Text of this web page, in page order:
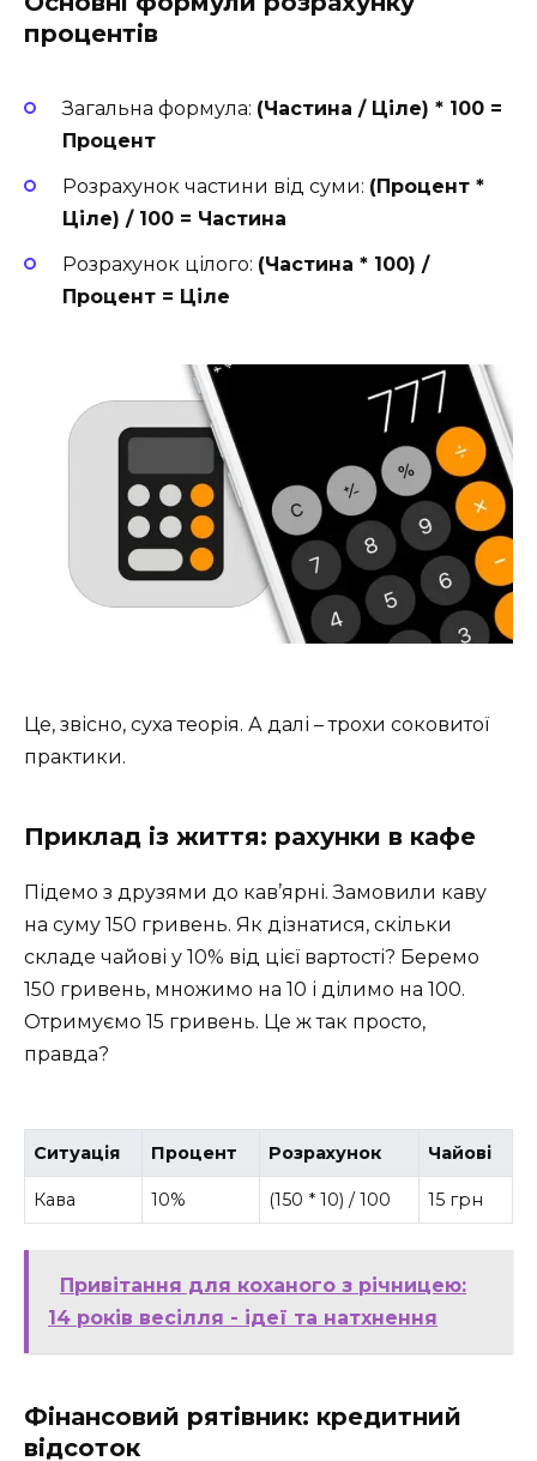
процентів
Загальна формула: (Частина / Ціле) * 100 =
Процент
Розрахунок частини від суми: (Процент *
Ціле) / 100 = Частина
Розрахунок цілого: (Частина * 100) /
Процент = Ціле
Це, звісно, суха теорія. А далі – трохи соковитої
практики.
Приклад із життя: рахунки в кафе
Підемо з друзями до кав’ярні. Замовили каву
на суму 150 гривень. Як дізнатися, скільки
складе чайові у 10% від цієї вартості? Беремо
150 гривень, множимо на 10 і ділимо на 100.
Отримуємо 15 гривень. Це ж так просто,
правда?
Ситуація Процент Розрахунок Чайові
Кава 10% (150 * 10) / 100 15 грн
Привітання для коханого з річницею:
14 років весілля - ідеї та натхнення
Фінансовий рятівник: кредитний
відсоток